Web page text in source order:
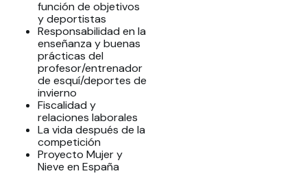
función de objetivos
y deportistas
Responsabilidad en la
enseñanza y buenas
prácticas del
profesor/entrenador
de esquí/deportes de
invierno
Fiscalidad y
relaciones laborales
La vida después de la
competición
Proyecto Mujer y
Nieve en España